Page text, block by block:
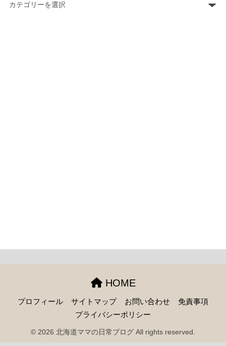
HOME
プロフィール サイトマップ お問い合わせ
免責事項
プライバシーポリシー
© 2026 北海道ママの日常ブログ All rights reserved.